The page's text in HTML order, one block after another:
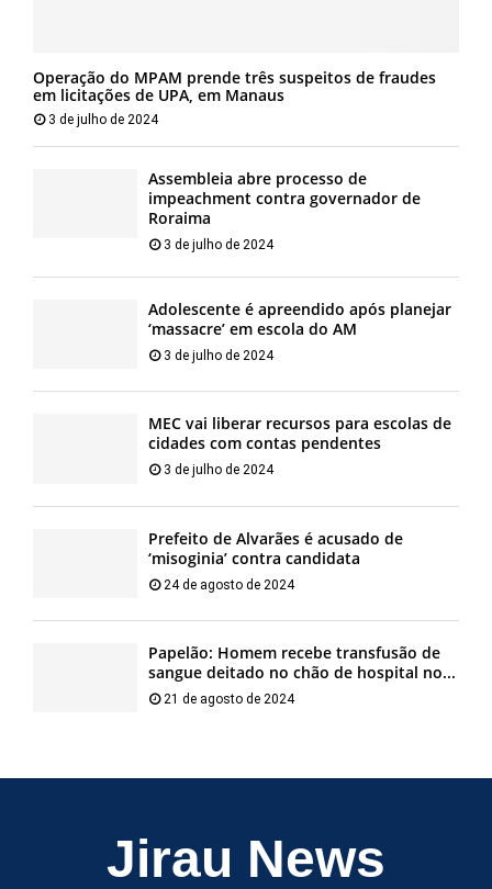
Operação do MPAM prende três suspeitos de fraudes
em licitações de UPA, em Manaus
3 de julho de 2024
Assembleia abre processo de
impeachment contra governador de
Roraima
3 de julho de 2024
Adolescente é apreendido após planejar
‘massacre’ em escola do AM
3 de julho de 2024
MEC vai liberar recursos para escolas de
cidades com contas pendentes
3 de julho de 2024
Prefeito de Alvarães é acusado de
‘misoginia’ contra candidata
24 de agosto de 2024
Papelão: Homem recebe transfusão de
sangue deitado no chão de hospital no...
21 de agosto de 2024
Jirau News